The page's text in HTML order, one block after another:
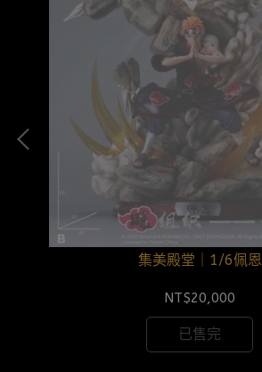
集美殿堂｜1/6佩恩
NT$20,000
已售完